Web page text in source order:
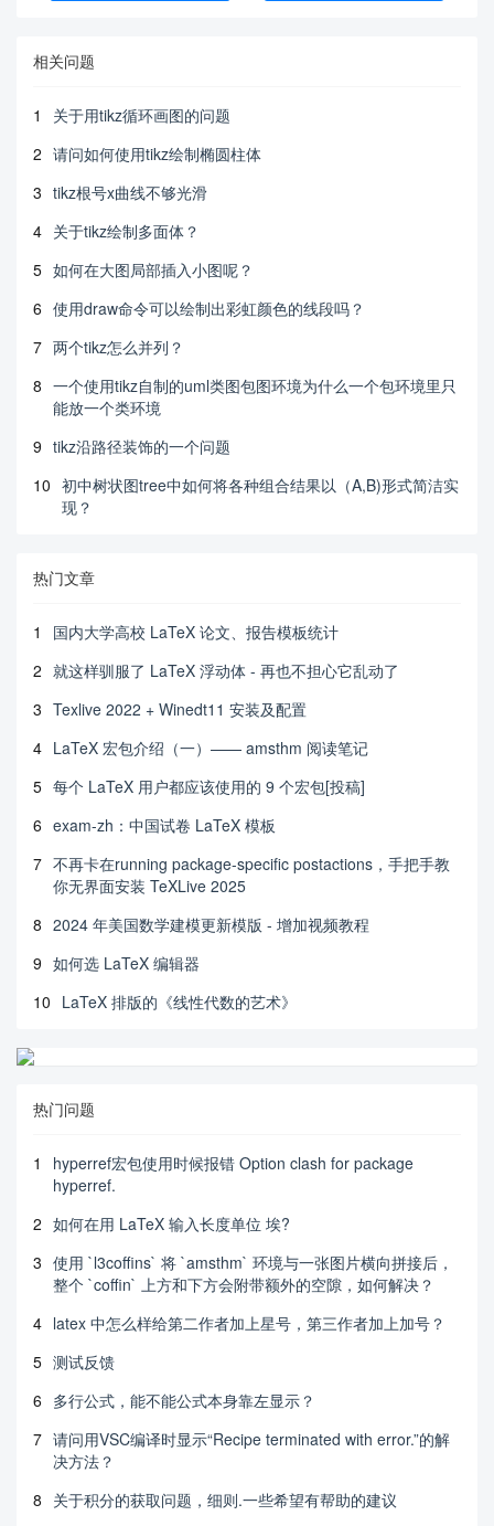
相关问题
1
关于用tikz循环画图的问题
2 请问如何使用tikz绘制椭圆柱体
3 tikz根号x曲线不够光滑
4 关于tikz绘制多面体？
5 如何在大图局部插入小图呢？
6 使用draw命令可以绘制出彩虹颜色的线段吗？
7 两个tikz怎么并列？
8 一个使用tikz自制的uml类图包图环境为什么一个包环境里只
能放一个类环境
9 tikz沿路径装饰的一个问题
10 初中树状图tree中如何将各种组合结果以（A,B)形式简洁实
现？
热门文章
1
国内大学高校 LaTeX 论文、报告模板统计
2 就这样驯服了 LaTeX 浮动体 - 再也不担心它乱动了
3 Texlive 2022 + Winedt11 安装及配置
4 LaTeX 宏包介绍（一）—— amsthm 阅读笔记
5 每个 LaTeX 用户都应该使用的 9 个宏包[投稿]
6 exam-zh：中国试卷 LaTeX 模板
7 不再卡在running package-specific postactions，手把手教
你无界面安装 TeXLive 2025
8 2024 年美国数学建模更新模版 - 增加视频教程
9 如何选 LaTeX 编辑器
10 LaTeX 排版的《线性代数的艺术》
热门问题
1
hyperref宏包使用时候报错 Option clash for package
hyperref.
2 如何在用 LaTeX 输入长度单位 埃?
3 使用 `l3coffins` 将 `amsthm` 环境与一张图片横向拼接后，
整个 `coffin` 上方和下方会附带额外的空隙，如何解决？
4 latex 中怎么样给第二作者加上星号，第三作者加上加号？
5 测试反馈
6 多行公式，能不能公式本身靠左显示？
7 请问用VSC编译时显示“Recipe terminated with error.”的解
决方法？
8 关于积分的获取问题，细则.一些希望有帮助的建议